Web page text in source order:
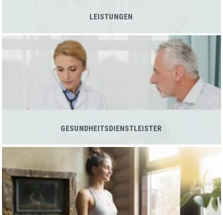
LEISTUNGEN
GESUNDHEITSDIENSTLEISTER